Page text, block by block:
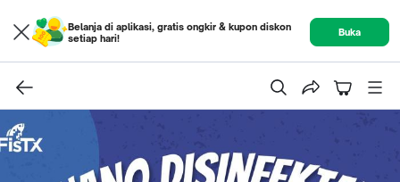
Belanja di aplikasi, gratis ongkir & kupon diskon
setiap hari!
Buka